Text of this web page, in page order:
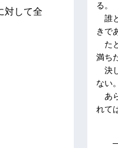
対して全
る。
誰
きで
た
満ち
決
ない。
あ
れて
――